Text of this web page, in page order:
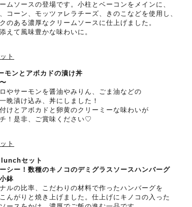
ムソースの登場です。小柱とベーコンをメインに、
コーン、モッツァレラチーズ、きのこなどを使用し、
のある濃厚なクリームソースに仕上げました。
えて風味豊かな味わいに。
ト
モンとアボカドの漬け丼
やサーモンを醤油やみりん、ごま油などの
晩漬け込み、丼にしました！
けとアボカドと卵黄のクリーミーな味わいが
！是非、ご賞味ください♡
ト
セット
シー！数種のキノコのデミグラスソースハンバーグ
鉢
ルの比率、こだわりの材料で作ったハンバーグを
んがりと焼き上げました。仕上げにキノコの入った